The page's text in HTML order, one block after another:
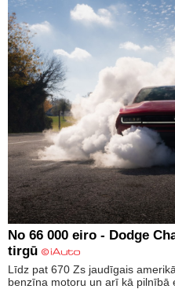
No 66 000 eiro - Dodge
tirgū
Līdz pat 670 Zs jaudīgais
benzīna motoru un arī kā pilnībā